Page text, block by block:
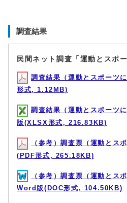
調査結果
民間ネット調査「運動とスポ
調査結果（運動とスポーツ
形式, 1.12MB)
調査結果（運動とスポーツ
版(XLSX形式, 216.83KB)
（参考）調査票（運動とス
(PDF形式, 265.18KB)
（参考）調査票（運動とス
Word版(DOC形式, 104.50KB)